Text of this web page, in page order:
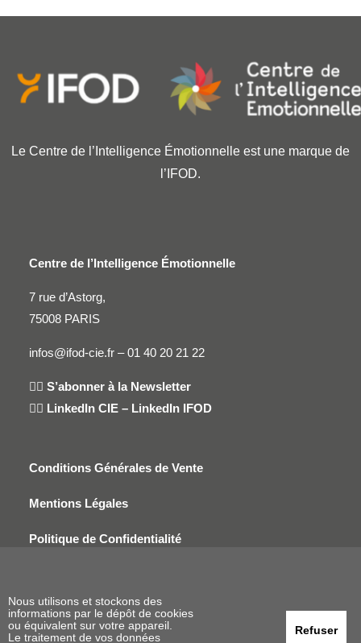
Nous utilisons et stockons des
informations par le dépôt de cookies
ou équivalent sur votre appareil.
Le traitement de vos données
Refuser
Le Centre de l’Intelligence Émotionnelle est une marque de
l’IFOD.
Centre de l’Intelligence Émotionnelle
7 rue d’Astorg,
75008 PARIS
infos@ifod-cie.fr –01 40 20 21 22
👉🏻 S’abonner à la Newsletter
👉🏻 LinkedIn CIE – LinkedIn IFOD
Conditions Générales de Vente
Mentions Légales
Politique de Confidentialité